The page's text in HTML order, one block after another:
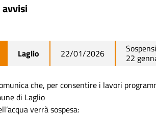
Laglio 22/01/2026 22
che, per consentire i lavori
di Laglio
verrà sospesa: